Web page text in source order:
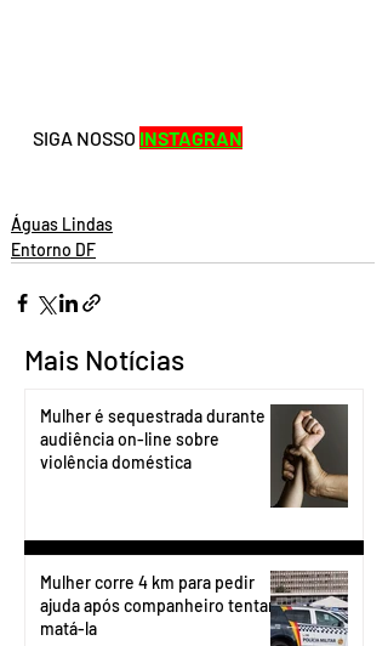
SIGA NOSSO INSTAGRAN
Águas Lindas
Entorno DF
Mais Notícias
Mulher é sequestrada durante
audiência on-line sobre
violência doméstica
Mulher corre 4 km para pedir
ajuda após companheiro tentar
matá-la